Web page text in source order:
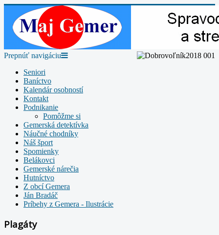
Prepnúť navigáciu
Seniori
Baníctvo
Kalendár osobností
Kontakt
Podnikanie
Pomôžme si
Gemerská detektívka
Náučné chodníky
Náš šport
Spomienky
Belákovci
Gemerské nárečia
Hutníctvo
Z obcí Gemera
Ján Bradáč
Príbehy z Gemera - Ilustrácie
Plagáty